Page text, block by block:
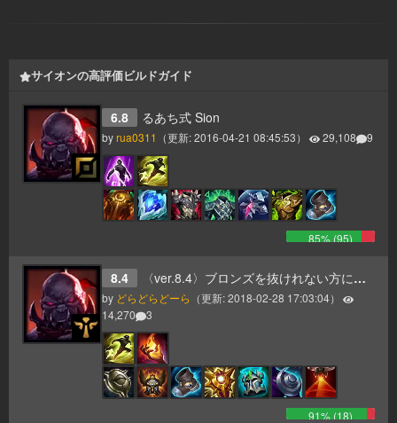
サイオンの高評価ビルドガイド
6.8 るあち式 Sion
byrua0311 （更新:2016-04-21 08:45:53） 29,108 9
85% (95)
8.4 〈ver.8.4〉ブロンズを抜けれない方に送る彗星supサイオン
by どらどらどーら （更新:2018-02-28 17:03:04）
14,270
3
91% (18)